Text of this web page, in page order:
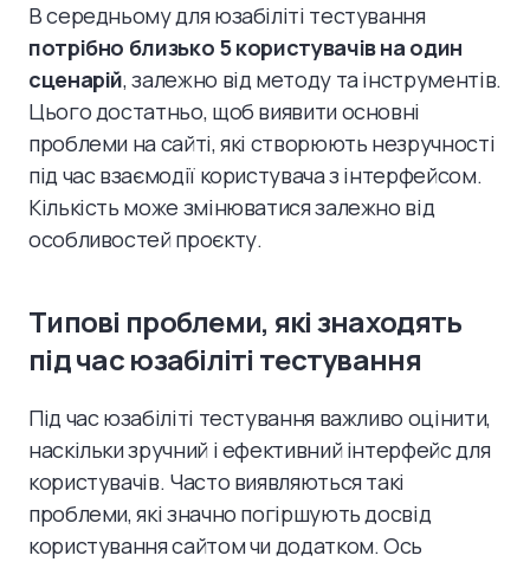
В середньому для юзабіліті тестування
потрібно близько 5 користувачів на один
сценарій, залежно від методу та інструментів.
Цього достатньо, щоб виявити основні
проблеми на сайті, які створюють незручності
під час взаємодії користувача з інтерфейсом.
Кількість може змінюватися залежно від
особливостей проєкту.
Типові проблеми, які знаходять
під час юзабіліті тестування
Під час юзабіліті тестування важливо оцінити,
наскільки зручний і ефективний інтерфейс для
користувачів. Часто виявляються такі
проблеми, які значно погіршують досвід
користування сайтом чи додатком. Ось